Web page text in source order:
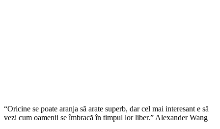
“Oricine se poate aranja să arate superb, dar cel mai interesant e să
vezi cum oamenii se îmbracă în timpul lor liber.” Alexander Wang